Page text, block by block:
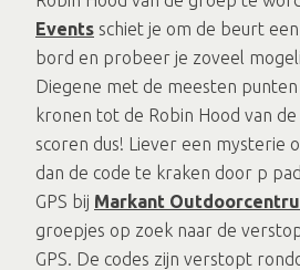
Events schiet je om de beurt
bord en probeer je zoveel
Diegene met de meesten
kronen tot de Robin Hood van
scoren dus! Liever een mysterie
dan de code te kraken door p
GPS bij Markant
groepjes op zoek naar de
GPS. De codes zijn verstopt